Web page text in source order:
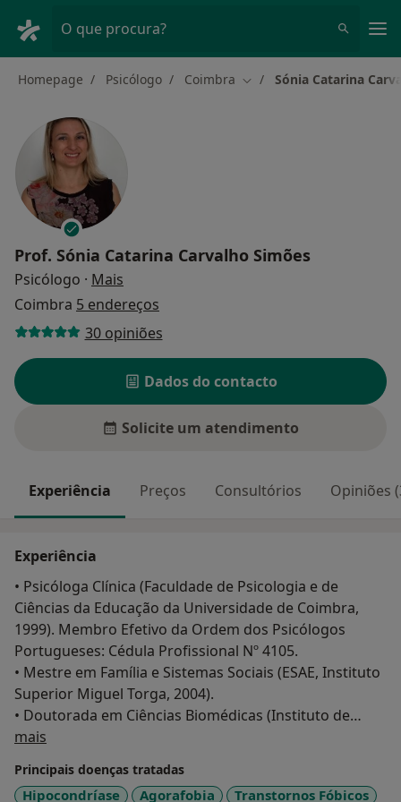
O que procura?
Homepage Psicólogo Coimbra Mudar de cidade
Sónia Catarina
Prof. Sónia Catarina Carvalho Simões
Psicólogo · Mais
Coimbra 5 endereços
30 opiniões
Dados do contacto
Solicite um atendimento
Experiência Preços Consultórios Opiniões
Experiência
• Psicóloga Clínica (Faculdade de Psicologia e de
Ciências da Educação da Universidade de Coimbra,
1999). Membro Efetivo da Ordem dos Psicólogos
Portugueses: Cédula Profissional Nº 4105.
• Mestre em Família e Sistemas Sociais (ESAE, Instituto
Superior Miguel Torga, 2004).
• Doutorada em Ciências Biomédicas (Instituto de
Ciências Biomédicas Abel Salazar da Universidade do
mais
Principais doenças tratadas
Hipocondríase Agorafobia
Transtornos Fóbicos